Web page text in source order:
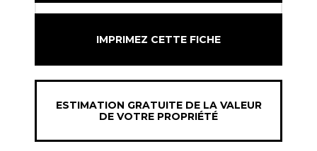
IMPRIMEZ CETTE FICHE
ESTIMATION GRATUITE DE LA VALEUR
DE VOTRE PROPRIÉTÉ